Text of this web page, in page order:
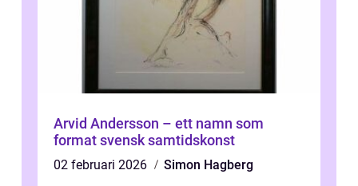
Arvid Andersson – ett namn som
format svensk samtidskonst
02 februari 2026
Simon Hagberg